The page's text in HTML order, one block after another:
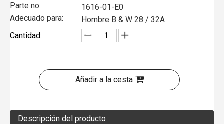
Parte no:
1616-01-E0
Adecuado para:
Hombre B & W 28 / 32A
Cantidad:
Añadir a la cesta
Descripción del producto